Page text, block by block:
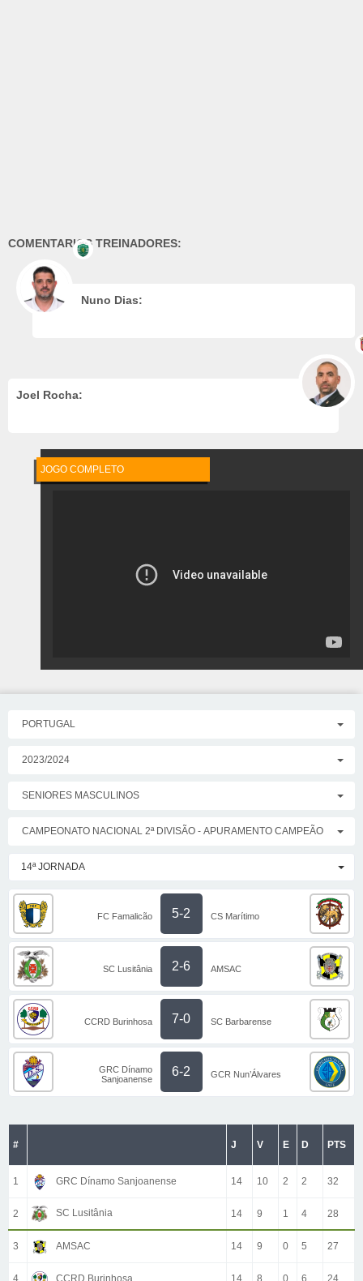
COMENTARIOS TREINADORES:
Nuno Dias:
Joel Rocha:
JOGO COMPLETO
PORTUGAL
2023/2024
SENIORES MASCULINOS
CAMPEONATO NACIONAL 2ª DIVISÃO - APURAMENTO CAMPEÃO
14ª JORNADA
FC Famalicão 5-2 CS Marítimo
SC Lusitânia 2-6 AMSAC
CCRD Burinhosa 7-0 SC Barbarense
GRC Dínamo
Sanjoanense
6-2 GCR Nun’Álvares
# J V E D PTS
1 GRC Dínamo Sanjoanense 14 10 2 2 32
2 SC Lusitânia 14 9 1 4 28
3 AMSAC 14 9 0 5 27
4 CCRD Burinhosa 14 8 0 6 24